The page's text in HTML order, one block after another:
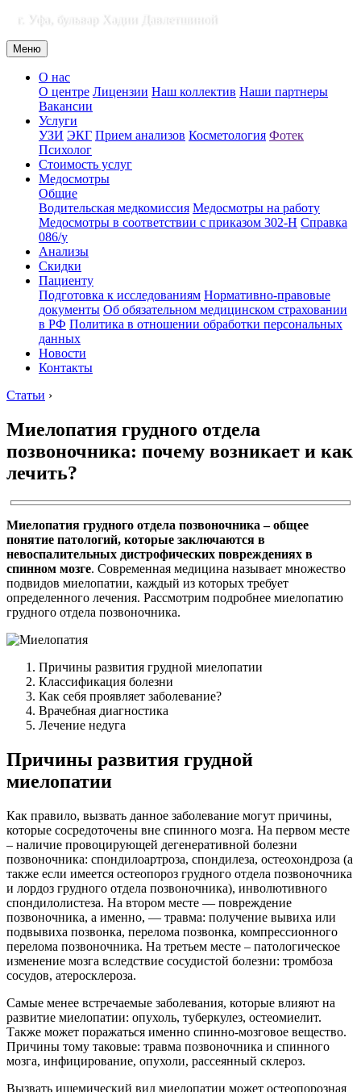
г. Уфа, бульвар Хадии Давлетшиной
Меню
О нас
О центре Лицензии Наш коллектив Наши партнеры
Вакансии
Услуги
УЗИ ЭКГ Прием анализов Косметология Фотек
Психолог
Стоимость услуг
Медосмотры
Общие
Водительская медкомиссия Медосмотры на работу
Медосмотры в соответствии с приказом 302-Н Справка
086/у
Анализы
Скидки
Пациенту
Подготовка к исследованиям Нормативно-правовые
документы Об обязательном медицинском страховании
в РФ Политика в отношении обработки персональных
данных
Новости
Контакты
Статьи ›
Миелопатия грудного отдела
позвоночника: почему возникает и как
лечить?
Миелопатия грудного отдела позвоночника – общее
понятие патологий, которые заключаются в
невоспалительных дистрофических повреждениях в
спинном мозге. Современная медицина называет множество
подвидов миелопатии, каждый из которых требует
определенного лечения. Рассмотрим подробнее миелопатию
грудного отдела позвоночника.
Причины развития грудной миелопатии
Классификация болезни
Как себя проявляет заболевание?
Врачебная диагностика
Лечение недуга
Причины развития грудной
миелопатии
Как правило, вызвать данное заболевание могут причины,
которые сосредоточены вне спинного мозга. На первом месте
– наличие провоцирующей дегенеративной болезни
позвоночника: спондилоартроза, спондилеза, остеохондроза (а
также если имеется остеопороз грудного отдела позвоночника
и лордоз грудного отдела позвоночника), инволютивного
спондилолистеза. На втором месте — повреждение
позвоночника, а именно, — травма: получение вывиха или
подвывиха позвонка, перелома позвонка, компрессионного
перелома позвоночника. На третьем месте – патологическое
изменение мозга вследствие сосудистой болезни: тромбоза
сосудов, атеросклероза.
Самые менее встречаемые заболевания, которые влияют на
развитие миелопатии: опухоль, туберкулез, остеомиелит.
Также может поражаться именно спинно-мозговое вещество.
Причины тому таковые: травма позвоночника и спинного
мозга, инфицирование, опухоли, рассеянный склероз.
Вызвать ишемический вид миелопатии может остеопорозная